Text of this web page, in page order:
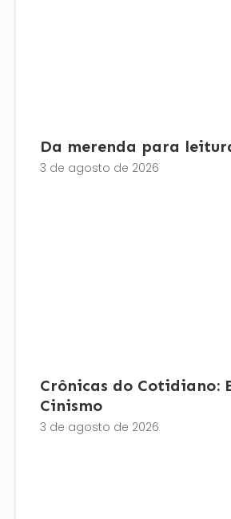
Da merenda para
3 de agosto de 2026
Crônicas do Cotidiano:
Cinismo
3 de agosto de 2026